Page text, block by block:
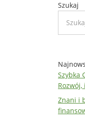
Szukaj
Szybka
Znani i